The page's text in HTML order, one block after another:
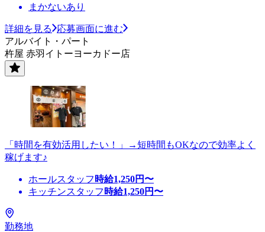
まかないあり
詳細を見る
応募画面に進む
アルバイト・パート
杵屋 赤羽イトーヨーカドー店
「時間を有効活用したい！」→短時間もOKなので効率よく
稼げます♪
ホールスタッフ 時給1,250円〜
キッチンスタッフ 時給1,250円〜
勤務地